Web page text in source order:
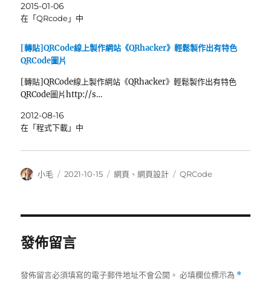
2015-01-06
在「QRcode」中
[轉貼]QRCode線上製作網站《QRhacker》輕鬆製作出有特色
QRCode圖片
[轉貼]QRCode線上製作網站《QRhacker》輕鬆製作出有特色
QRCode圖片http://s…
2012-08-16
在「程式下載」中
作
小毛
發
2021-10-15
分
網頁 、網頁設計
標
QRCode
發佈留言
發佈留言必須填寫的電子郵件地址不會公開。 必填欄位標示為 *